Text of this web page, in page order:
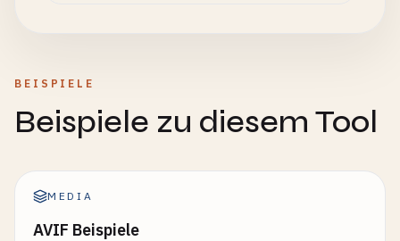
BEISPIELE
Beispiele zu diesem Tool
MEDIA
AVIF Beispiele